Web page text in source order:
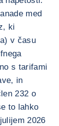
med
ki
v času
s tarifami
in
232 o
to lahko
2026